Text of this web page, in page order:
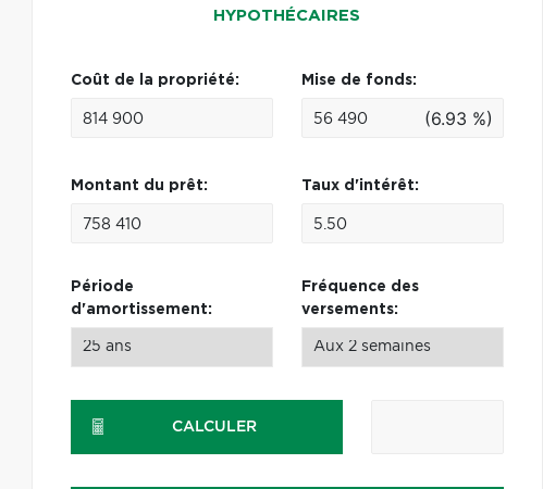
HYPOTHÉCAIRES
Coût de la propriété: Mise de fonds:
(6.93 %)
Montant du prêt: Taux d'intérêt:
Période
d'amortissement:
Fréquence des
versements:
CALCULER